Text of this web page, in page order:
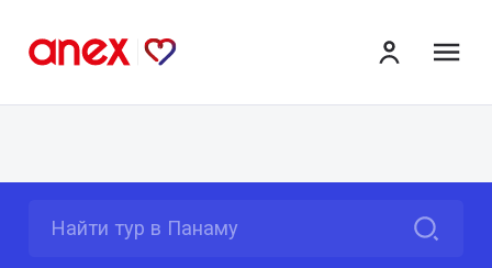
Найти тур в Панаму